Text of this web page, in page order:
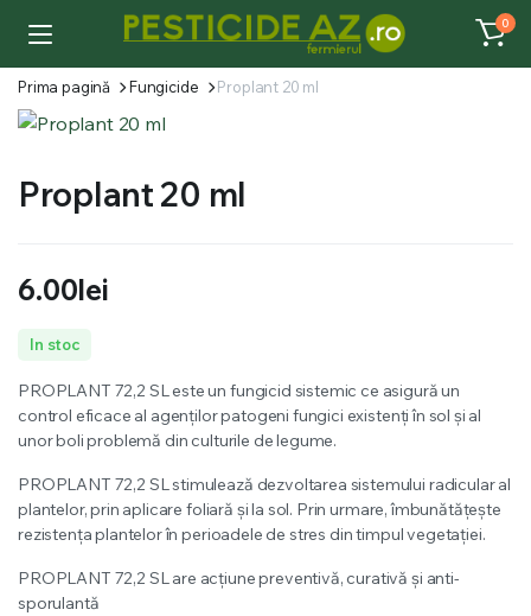
0
Prima pagină Fungicide Proplant 20 ml
Proplant 20 ml
6.00lei
In stoc
PROPLANT 72,2 SL este un fungicid sistemic ce asigură un
control eficace al agenților patogeni fungici existenți în sol și al
unor boli problemă din culturile de legume.
PROPLANT 72,2 SL stimulează dezvoltarea sistemului radicular al
plantelor, prin aplicare foliară și la sol. Prin urmare, îmbunătățește
rezistența plantelor în perioadele de stres din timpul vegetației.
PROPLANT 72,2 SL are acțiune preventivă, curativă și anti-
sporulantă